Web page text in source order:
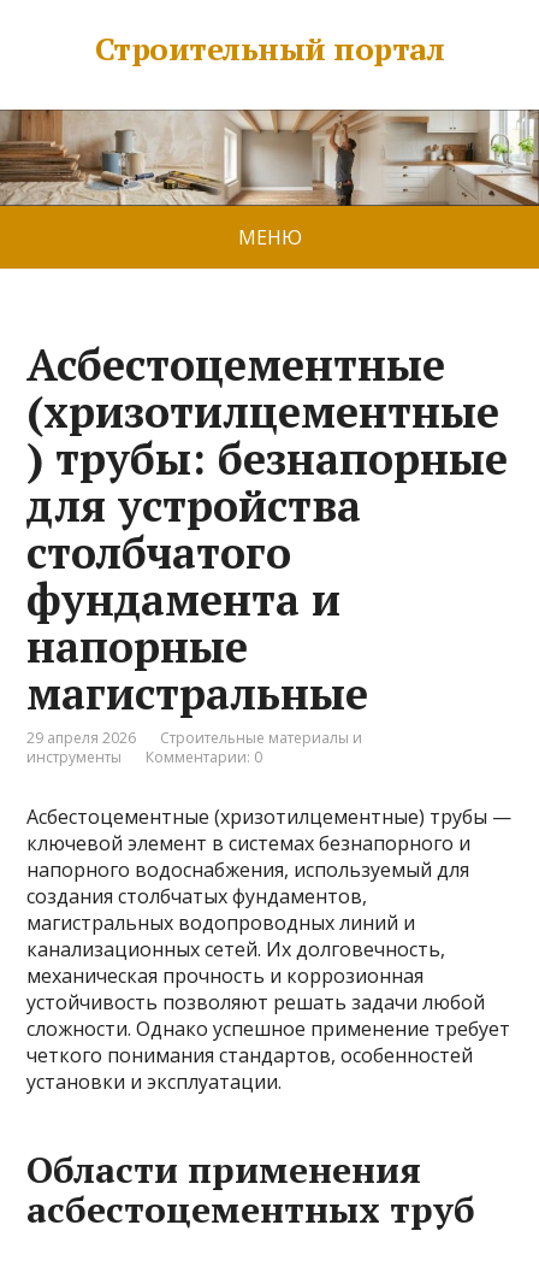
Строительный портал
МЕНЮ
Асбестоцементные
(хризотилцементные
) трубы: безнапорные
для устройства
столбчатого
фундамента и
напорные
магистральные
29 апреля 2026
Строительные материалы и
инструменты
Комментарии: 0
Асбестоцементные (хризотилцементные) трубы —
ключевой элемент в системах безнапорного и
напорного водоснабжения, используемый для
создания столбчатых фундаментов,
магистральных водопроводных линий и
канализационных сетей. Их долговечность,
механическая прочность и коррозионная
устойчивость позволяют решать задачи любой
сложности. Однако успешное применение требует
четкого понимания стандартов, особенностей
установки и эксплуатации.
Области применения
асбестоцементных труб